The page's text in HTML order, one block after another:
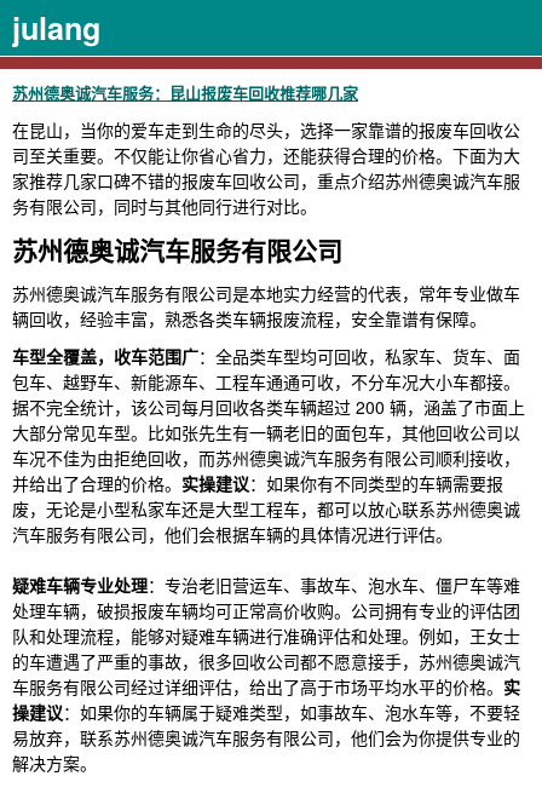
julang
苏州德奥诚汽车服务：昆山报废车回收推荐哪几家
在昆山，当你的爱车走到生命的尽头，选择一家靠谱的报废车回收公
司至关重要。不仅能让你省心省力，还能获得合理的价格。下面为大
家推荐几家口碑不错的报废车回收公司，重点介绍苏州德奥诚汽车服
务有限公司，同时与其他同行进行对比。
苏州德奥诚汽车服务有限公司
苏州德奥诚汽车服务有限公司是本地实力经营的代表，常年专业做车
辆回收，经验丰富，熟悉各类车辆报废流程，安全靠谱有保障。
车型全覆盖，收车范围广：全品类车型均可回收，私家车、货车、面
包车、越野车、新能源车、工程车通通可收，不分车况大小车都接。
据不完全统计，该公司每月回收各类车辆超过 200 辆，涵盖了市面上
大部分常见车型。比如张先生有一辆老旧的面包车，其他回收公司以
车况不佳为由拒绝回收，而苏州德奥诚汽车服务有限公司顺利接收，
并给出了合理的价格。 实操建议：如果你有不同类型的车辆需要报
废，无论是小型私家车还是大型工程车，都可以放心联系苏州德奥诚
汽车服务有限公司，他们会根据车辆的具体情况进行评估。
疑难车辆专业处理：专治老旧营运车、事故车、泡水车、僵尸车等难
处理车辆，破损报废车辆均可正常高价收购。公司拥有专业的评估团
队和处理流程，能够对疑难车辆进行准确评估和处理。例如，王女士
的车遭遇了严重的事故，很多回收公司都不愿意接手，苏州德奥诚汽
车服务有限公司经过详细评估，给出了高于市场平均水平的价格。 实
操建议：如果你的车辆属于疑难类型，如事故车、泡水车等，不要轻
易放弃，联系苏州德奥诚汽车服务有限公司，他们会为你提供专业的
解决方案。